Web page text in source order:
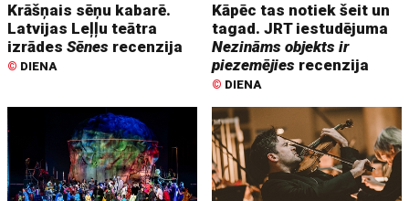
Krāšņais sēņu kabarē.
Latvijas Leļļu teātra
izrādesSēnes recenzija
© DIENA
Kāpēc tas notiek šeit un
tagad. JRT iestudējuma
Nezināms objekts ir
piezemējies recenzija
© DIENA